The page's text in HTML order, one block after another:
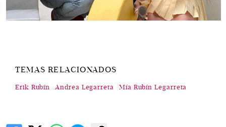
TEMAS RELACIONADOS
Erik Rubín Andrea Legarreta Mía Rubín Legarreta